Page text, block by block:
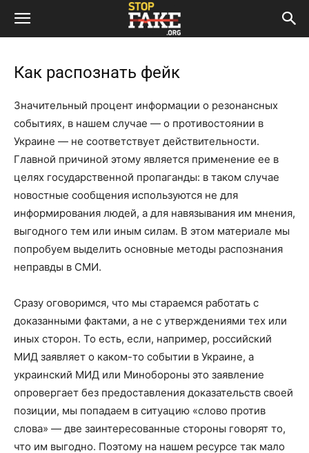
Как распознать фейк
Значительный процент информации о резонансных
событиях, в нашем случае — о противостоянии в
Украине — не соответствует действительности.
Главной причиной этому является применение ее в
целях государственной пропаганды: в таком случае
новостные сообщения используются не для
информирования людей, а для навязывания им мнения,
выгодного тем или иным силам. В этом материале мы
попробуем выделить основные методы распознания
неправды в СМИ.
Сразу оговоримся, что мы стараемся работать с
доказанными фактами, а не с утверждениями тех или
иных сторон. То есть, если, например, российский
МИД заявляет о каком-то событии в Украине, а
украинский МИД или Минобороны это заявление
опровергает без предоставления доказательств своей
позиции, мы попадаем в ситуацию «слово против
слова» — две заинтересованные стороны говорят то,
что им выгодно. Поэтому на нашем ресурсе так мало